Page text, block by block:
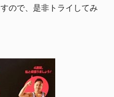
ので、是非トライしてみ